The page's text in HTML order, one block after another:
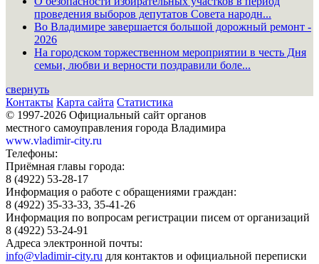
проведения выборов депутатов Совета народн...
Во Владимире завершается большой дорожный ремонт -
2026
На городском торжественном мероприятии в честь Дня
семьи, любви и верности поздравили боле...
свернуть
Контакты Карта сайта Статистика
© 1997-2026 Официальный сайт органов
местного самоуправления города Владимира
www.vladimir-city.ru
Телефоны:
Приёмная главы города:
8 (4922) 53-28-17
Информация о работе с обращениями граждан:
8 (4922) 35-33-33, 35-41-26
Информация по вопросам регистрации писем от организаций
8 (4922) 53-24-91
Адреса электронной почты:
info@vladimir-city.ru для контактов и официальной переписки